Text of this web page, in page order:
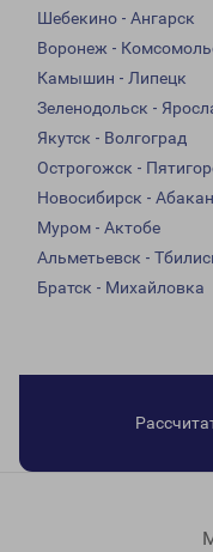
Шебекино - Ангарск
Воронеж -
Камышин - Липецк
Зеленодольск -
Якутск - Волгоград
Острогожск -
Новосибирск - Абакан
Муром - Актобе
Альметьевск -
Братск - Михайловка